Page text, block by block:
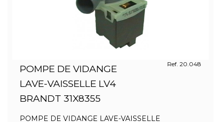
POMPE DE VIDANGE
LAVE-VAISSELLE LV4
BRANDT 31X8355
Ref. 20.048
POMPE DE VIDANGE LAVE-VAISSELLE